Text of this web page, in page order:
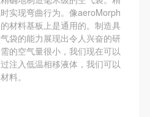
实现弯曲行为。像aeroMorph
材料基板上是通用的。制造具
袋的能力展现出令人兴奋的研
的空气量很小，我们现在可以
注入低温相移液体，我们可以
料。